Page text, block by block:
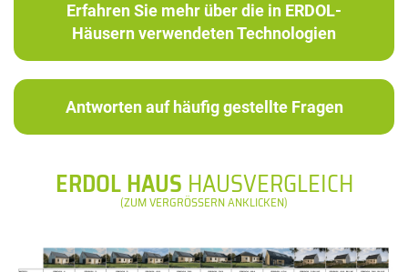
Erfahren Sie mehr über die in ERDOL-
Häusern verwendeten Technologien
Antworten auf häufig gestellte Fragen
ERDOL HAUS HAUSVERGLEICH
(ZUM VERGRÖSSERN ANKLICKEN)